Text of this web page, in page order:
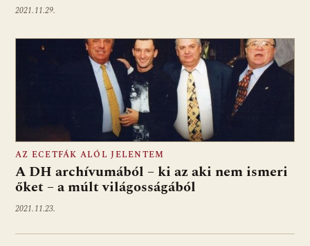
2021.11.29.
AZ ECETFÁK ALÓL JELENTEM
A DH archívumából – ki az aki nem ismeri
őket – a múlt világosságából
2021.11.23.